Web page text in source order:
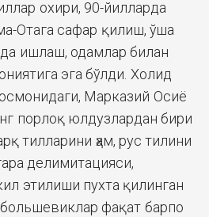
охири, 90-йилларда
Отага сафар қилиш, ўша
ишлаш, одамлар билан
эга бўлди. Холид
Марказий Осиё
порлоқ юлдузлардан бири
тилларини ҳам, рус тилини
делимитацияси,
этилиши пухта қилинган
фақат барпо